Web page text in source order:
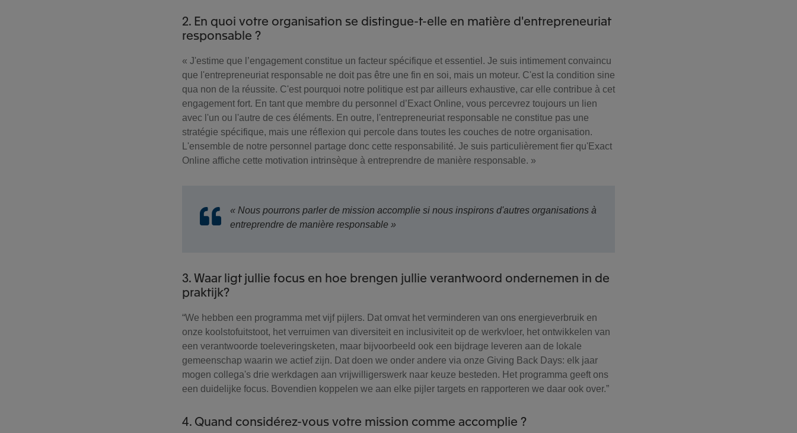
2. En quoi votre organisation se distingue-t-elle en matière d'entrepreneuriat
responsable ?
« J'estime que l’engagement constitue un facteur spécifique et essentiel. Je suis intimement convaincu
que l'entrepreneuriat responsable ne doit pas être une fin en soi, mais un moteur. C'est la condition sine
qua non de la réussite. C'est pourquoi notre politique est par ailleurs exhaustive, car elle contribue à cet
engagement fort. En tant que membre du personnel d’Exact Online, vous percevrez toujours un lien
avec l'un ou l'autre de ces éléments. En outre, l'entrepreneuriat responsable ne constitue pas une
stratégie spécifique, mais une réflexion qui percole dans toutes les couches de notre organisation.
L'ensemble de notre personnel partage donc cette responsabilité. Je suis particulièrement fier qu'Exact
Online affiche cette motivation intrinsèque à entreprendre de manière responsable. »
« Nous pourrons parler de mission accomplie si nous inspirons d'autres organisations à
entreprendre de manière responsable »
3. Waar ligt jullie focus en hoe brengen jullie verantwoord ondernemen in de
praktijk?
“We hebben een programma met vijf pijlers. Dat omvat het verminderen van ons energieverbruik en
onze koolstofuitstoot, het verruimen van diversiteit en inclusiviteit op de werkvloer, het ontwikkelen van
een verantwoorde toeleveringsketen, maar bijvoorbeeld ook een bijdrage leveren aan de lokale
gemeenschap waarin we actief zijn. Dat doen we onder andere via onze Giving Back Days: elk jaar
mogen collega's drie werkdagen aan vrijwilligerswerk naar keuze besteden. Het programma geeft ons
een duidelijke focus. Bovendien koppelen we aan elke pijler targets en rapporteren we daar ook over.”
4. Quand considérez-vous votre mission comme accomplie ?